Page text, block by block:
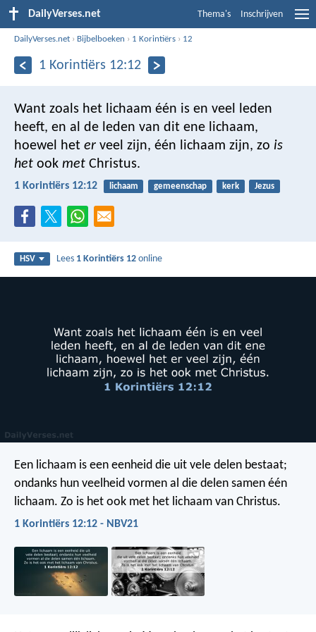
DailyVerses.net Thema's Inschrijven
DailyVerses.net › Bijbelboeken › 1 Korintiërs › 12
1 Korintiërs 12:12
Want zoals het lichaam één is en veel leden
heeft, en al de leden van dit ene lichaam,
hoewel het er veel zijn, één lichaam zijn, zo is
het ook met Christus.
1 Korintiërs 12:12 lichaam gemeenschap kerk Jezus
HSV Lees 1 Korintiërs 12 online
Een lichaam is een eenheid die uit vele delen bestaat;
ondanks hun veelheid vormen al die delen samen één
lichaam. Zo is het ook met het lichaam van Christus.
1 Korintiërs 12:12 - NBV21